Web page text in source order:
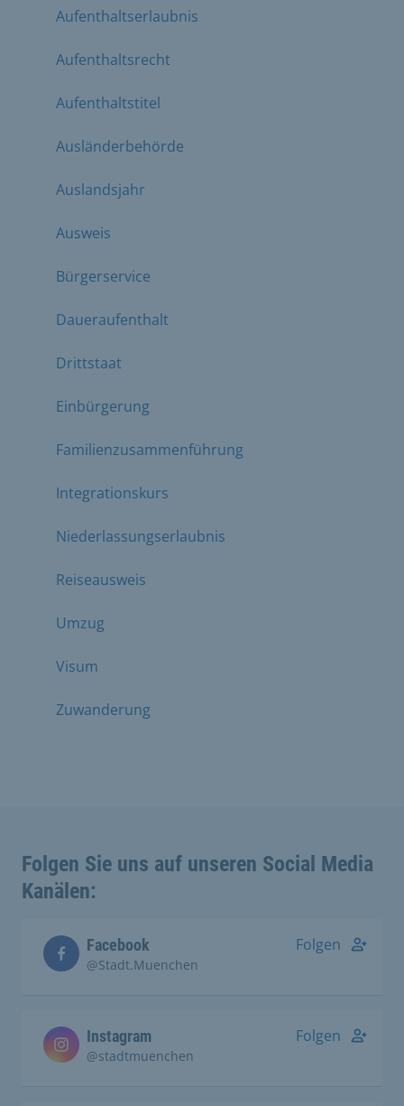
Aufenthaltserlaubnis
Aufenthaltsrecht
Aufenthaltstitel
Ausländerbehörde
Auslandsjahr
Ausweis
Bürgerservice
Daueraufenthalt
Drittstaat
Einbürgerung
Familienzusammenführung
Integrationskurs
Niederlassungserlaubnis
Reiseausweis
Umzug
Visum
Zuwanderung
Folgen Sie uns auf unseren Social Media
Kanälen:
Facebook
@Stadt.Muenchen
Folgen
Instagram
@stadtmuenchen
Folgen